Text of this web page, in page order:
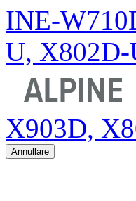
INE-
U,
X903D,
Annullare